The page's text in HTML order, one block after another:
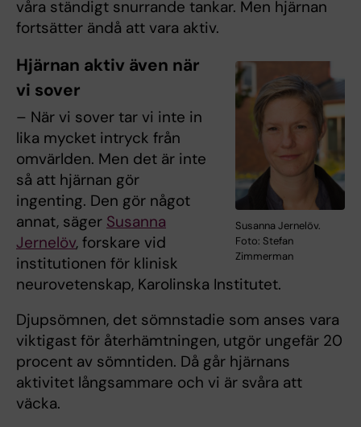
våra ständigt snurrande tankar. Men hjärnan
fortsätter ändå att vara aktiv.
Susanna Jernelöv.
Foto: Stefan
Zimmerman
Hjärnan aktiv även när
vi sover
– När vi sover tar vi inte in
lika mycket intryck från
omvärlden. Men det är inte
så att hjärnan gör
ingenting. Den gör något
annat, säger Susanna
Jernelöv, forskare vid
institutionen för klinisk
neurovetenskap, Karolinska Institutet.
Djupsömnen, det sömnstadie som anses vara
viktigast för återhämtningen, utgör ungefär 20
procent av sömntiden. Då går hjärnans
aktivitet långsammare och vi är svåra att
väcka.